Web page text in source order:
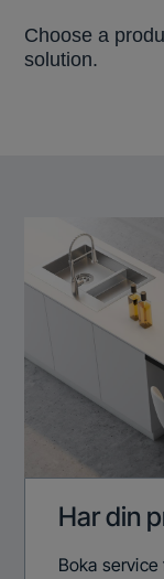
Choose a
solution.
Har din
Boka